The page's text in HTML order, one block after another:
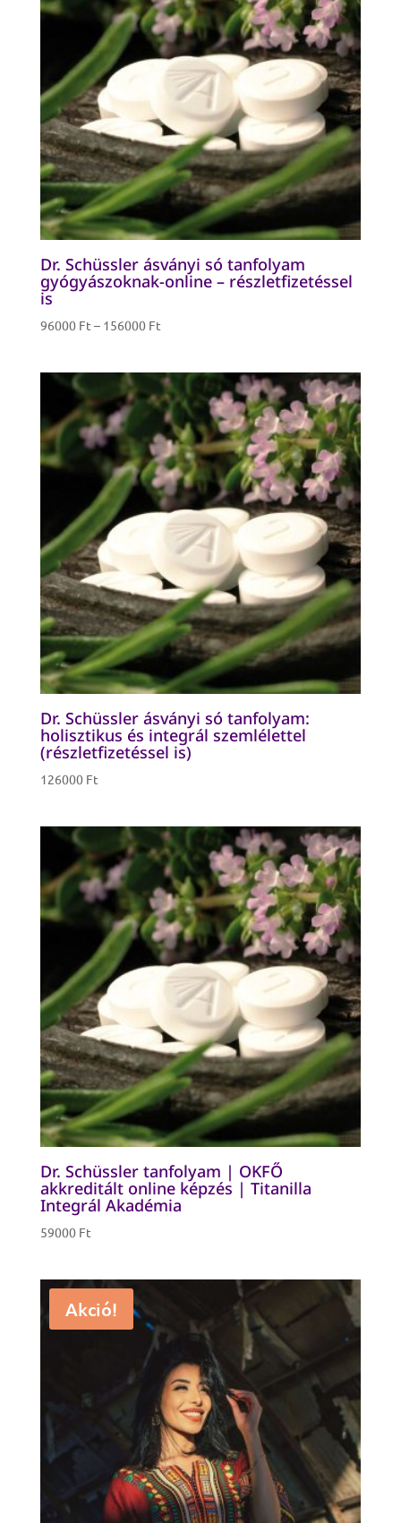
Dr. Schüssler ásványi só tanfolyam
gyógyászoknak-online – részletfizetéssel
is
96000 Ft – 156000 FtÁrtartomány:
156000 Ft
Dr. Schüssler ásványi só tanfolyam:
holisztikus és integrál szemlélettel
(részletfizetéssel is)
126000 Ft
Dr. Schüssler tanfolyam | OKFŐ
akkreditált online képzés | Titanilla
Integrál Akadémia
59000 Ft
Akció!